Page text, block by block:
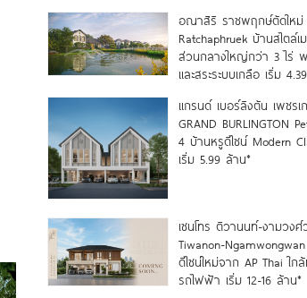
อณาสิริ ราชพฤกษ์ตัดใหม่
Ratchaphruek บ้านสไตล์เ
ส่วนกลางใหญ่กว่า 3 ไร่
และสระระบบเกลือ เริ่ม
แกรนด์ เบอร์ลิงตัน เพชร
GRAND BURLINGTON
4 บ้านหรูดีไซน์ Modern
เริ่ม 5.99 ล้าน*
เซนโทร ติวานนท์-งามวงศ์
Tiwanon-
ดีไซน์ใหม่จาก AP Thai ใก
รถไฟฟ้า เริ่ม 12-16 ล้าน*